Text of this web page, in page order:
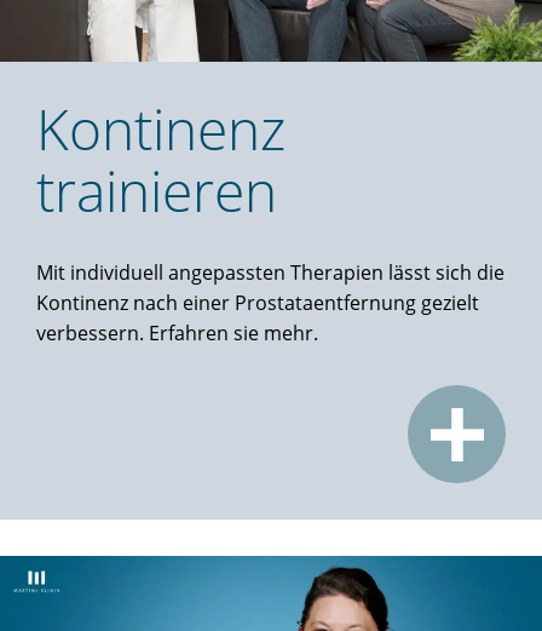
Kontinenz
trainieren
Mit individuell angepassten Therapien lässt sich die
Kontinenz nach einer Prostataentfernung gezielt
verbessern. Erfahren sie mehr.